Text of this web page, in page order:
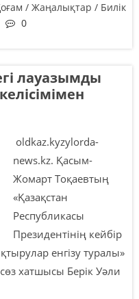
/ Жаңалықтар / Билік
0
лауазымды
oldkaz.kyzylorda-
news.kz. Қасым-
Жомарт Тоқаевтың
«Қазақстан
Республикасы
Президентінің кейбір
енгізу туралы»
хатшысы Берік Уәли